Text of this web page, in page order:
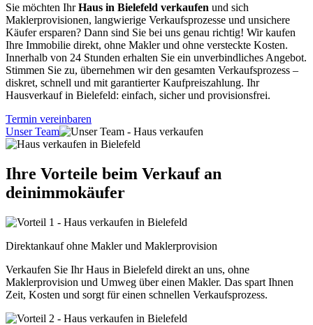
Sie möchten IhrHaus in Bielefeld verkaufen und sich
Maklerprovisionen, langwierige Verkaufsprozesse und unsichere
Käufer ersparen? Dann sind Sie bei uns genau richtig! Wir kaufen
Ihre Immobilie direkt, ohne Makler und ohne versteckte Kosten.
Innerhalb von 24 Stunden erhalten Sie ein unverbindliches Angebot.
Stimmen Sie zu, übernehmen wir den gesamten Verkaufsprozess –
diskret, schnell und mit garantierter Kaufpreiszahlung. Ihr
Hausverkauf in Bielefeld: einfach, sicher und provisionsfrei.
Termin vereinbaren
Unser Team
Ihre Vorteile beim Verkauf an
deinimmokäufer
Direktankauf ohne Makler und Maklerprovision
Verkaufen Sie Ihr Haus in Bielefeld direkt an uns, ohne
Maklerprovision und Umweg über einen Makler. Das spart Ihnen
Zeit, Kosten und sorgt für einen schnellen Verkaufsprozess.